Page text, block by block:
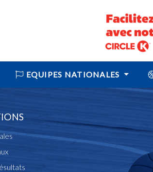
EQUIPES NATIONALES